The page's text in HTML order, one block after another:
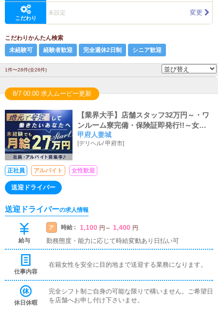
こだわり
未設定 変更
こだわりかんたん検索
未経験可
経験者歓迎 完全週休2日制 シニア歓迎
1件〜28件(全28件)
8/7 00:00 求人ムービー更新
【業界大手】店舗スタッフ32万円～・ワ
ンルーム寮完備・保険証即発行!!～女性
スタッフも大活躍中～～★
甲府人妻城
[デリヘル/甲府市]
正社員 アルバイト 女性歓迎
送迎ドライバー
送迎ドライバーの求人情報
給与
ア 時給 : 1,100 円 ～ 1,400 円
勤務態度・能力に応じて時給変動あり日払い可
仕事内容
在籍女性を安全に目的地まで送迎する業務になります。
休日休暇
完全シフト制ご自身の可能な限りで構いません。ご希望日
を店舗へお申し付け下さいませ。